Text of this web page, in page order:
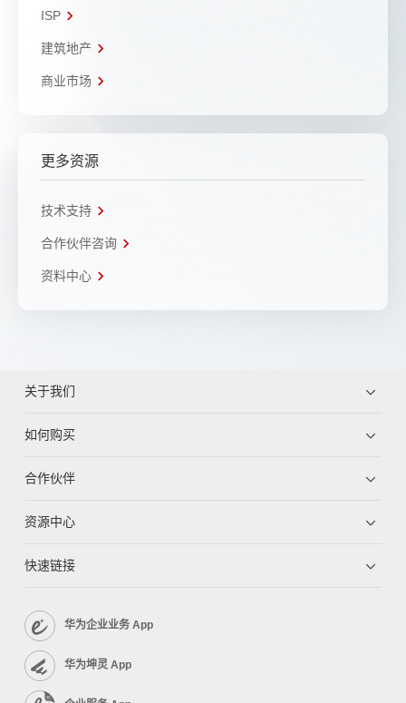
ISP
建筑地产
商业市场
更多资源
技术支持
合作伙伴咨询
资料中心
关于我们
如何购买
合作伙伴
资源中心
快速链接
华为企业业务 App
华为坤灵 App